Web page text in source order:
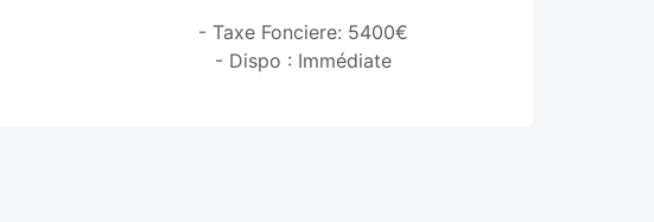
- Taxe Fonciere: 5400€
- Dispo : Immédiate